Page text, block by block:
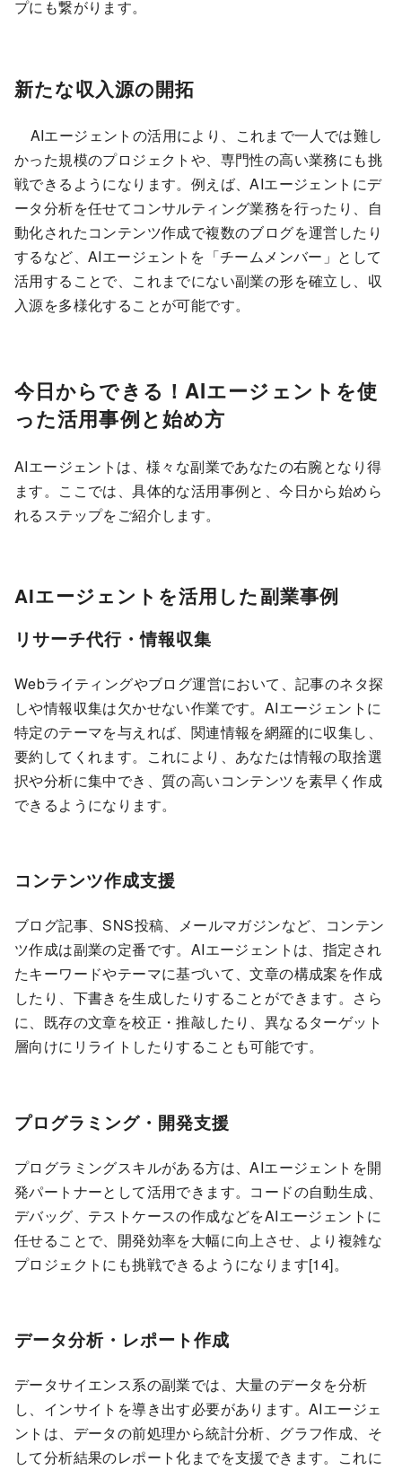
プにも繋がります。
新たな収入源の開拓
AIエージェントの活用により、これまで一人では難し
かった規模のプロジェクトや、専門性の高い業務にも挑
戦できるようになります。例えば、AIエージェントにデ
ータ分析を任せてコンサルティング業務を行ったり、自
動化されたコンテンツ作成で複数のブログを運営したり
するなど、AIエージェントを「チームメンバー」として
活用することで、これまでにない副業の形を確立し、収
入源を多様化することが可能です。
今日からできる！AIエージェントを使
った活用事例と始め方
AIエージェントは、様々な副業であなたの右腕となり得
ます。ここでは、具体的な活用事例と、今日から始めら
れるステップをご紹介します。
AIエージェントを活用した副業事例
リサーチ代行・情報収集
Webライティングやブログ運営において、記事のネタ探
しや情報収集は欠かせない作業です。AIエージェントに
特定のテーマを与えれば、関連情報を網羅的に収集し、
要約してくれます。これにより、あなたは情報の取捨選
択や分析に集中でき、質の高いコンテンツを素早く作成
できるようになります。
コンテンツ作成支援
ブログ記事、SNS投稿、メールマガジンなど、コンテン
ツ作成は副業の定番です。AIエージェントは、指定され
たキーワードやテーマに基づいて、文章の構成案を作成
したり、下書きを生成したりすることができます。さら
に、既存の文章を校正・推敲したり、異なるターゲット
層向けにリライトしたりすることも可能です。
プログラミング・開発支援
プログラミングスキルがある方は、AIエージェントを開
発パートナーとして活用できます。コードの自動生成、
デバッグ、テストケースの作成などをAIエージェントに
任せることで、開発効率を大幅に向上させ、より複雑な
プロジェクトにも挑戦できるようになります[14]。
データ分析・レポート作成
データサイエンス系の副業では、大量のデータを分析
し、インサイトを導き出す必要があります。AIエージェ
ントは、データの前処理から統計分析、グラフ作成、そ
して分析結果のレポート化までを支援できます。これに